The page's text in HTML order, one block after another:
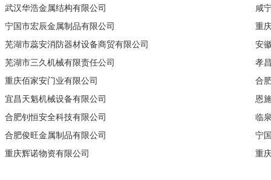
武汉华浩金属结构有限公司
宁国市宏辰金属制品有限公司
芜湖市蕊安消防器材设备商贸有限公司
芜湖市三久机械有限责任公司
重庆佰家安门业有限公司
宜昌天魁机械设备有限公司
合肥钊恒安全科技有限公司
合肥俊旺金属制品有限公司
重庆辉诺物资有限公司
咸
重
安
孝
合
恩
临
宁
重